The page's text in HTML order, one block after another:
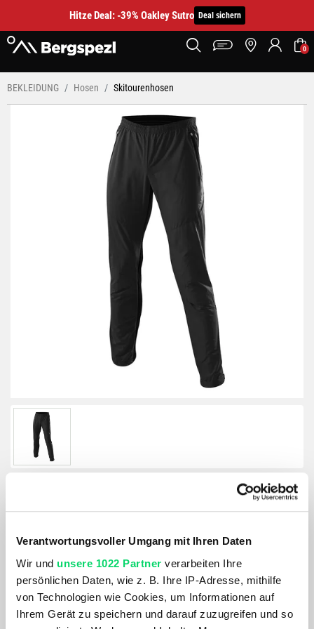
Verantwortungsvoller Umgang mit Ihren Daten
Wir und unsere 1022 Partner verarbeiten Ihre
persönlichen Daten, wie z. B. Ihre IP-Adresse, mithilfe
von Technologien wie Cookies, um Informationen auf
Ihrem Gerät zu speichern und darauf zuzugreifen und so
Hitze Deal: -39% Oakley Sutro Deal sichern
0
BEKLEIDUNG Hosen Skitourenhosen
Artikelnummer: 1131999
Größe:
56